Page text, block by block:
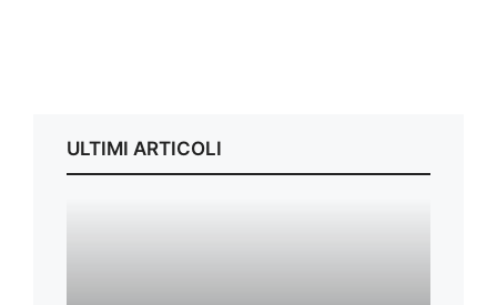
ULTIMI ARTICOLI